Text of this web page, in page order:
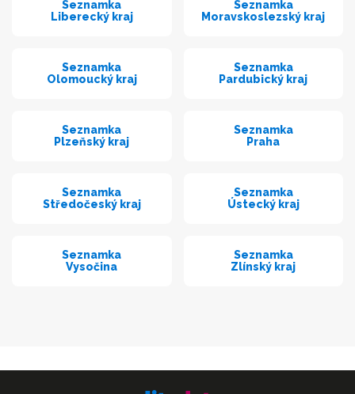
Seznamka
Liberecký kraj
Seznamka
Moravskoslezský kraj
Seznamka
Olomoucký kraj
Seznamka
Pardubický kraj
Seznamka
Plzeňský kraj
Seznamka
Praha
Seznamka
Středočeský kraj
Seznamka
Ústecký kraj
Seznamka
Vysočina
Seznamka
Zlínský kraj